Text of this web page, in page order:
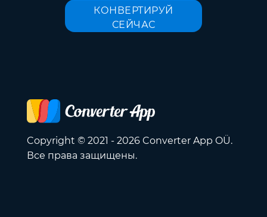
КОНВЕРТИРУЙ
СЕЙЧАС
Copyright © 2021 - 2026 Converter App OÜ.
Все права защищены.